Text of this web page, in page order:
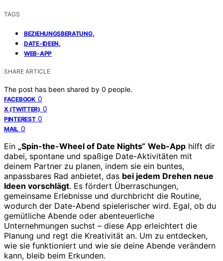
TAGS
BEZIEHUNGSBERATUNG,
DATE-IDEEN,
WEB-APP
SHARE ARTICLE
The post has been shared by 0 people.
FACEBOOK 0
X (TWITTER) 0
PINTEREST 0
MAIL 0
Ein „Spin-the-Wheel of Date Nights“ Web-App hilft dir
dabei, spontane und spaßige Date-Aktivitäten mit
deinem Partner zu planen, indem sie ein buntes,
anpassbares Rad anbietet, das bei jedem Drehen neue
Ideen vorschlägt. Es fördert Überraschungen,
gemeinsame Erlebnisse und durchbricht die Routine,
wodurch der Date-Abend spielerischer wird. Egal, ob du
gemütliche Abende oder abenteuerliche
Unternehmungen suchst – diese App erleichtert die
Planung und regt die Kreativität an. Um zu entdecken,
wie sie funktioniert und wie sie deine Abende verändern
kann, bleib beim Erkunden.